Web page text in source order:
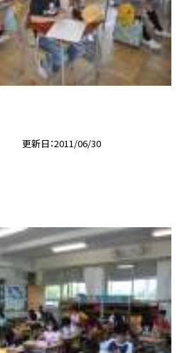
更新日 2011/06/30